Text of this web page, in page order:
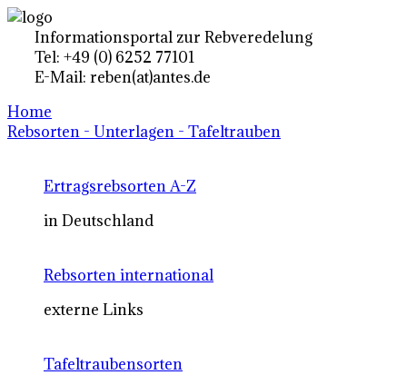
Informationsportal zur Rebveredelung
Tel: +49 (0) 6252 77101
E-Mail: reben(at)antes.de
Home
Rebsorten - Unterlagen - Tafeltrauben
Ertragsrebsorten A-Z
in Deutschland
Rebsorten international
externe Links
Tafeltraubensorten